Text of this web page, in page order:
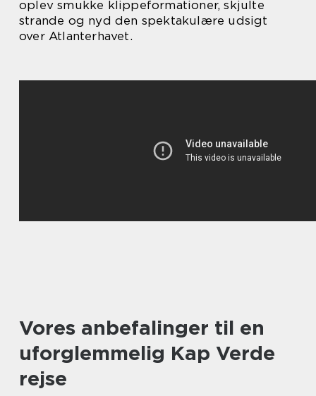
oplev smukke klippeformationer, skjulte
strande og nyd den spektakulære udsigt
over Atlanterhavet.
Vores anbefalinger til en
uforglemmelig Kap Verde
rejse